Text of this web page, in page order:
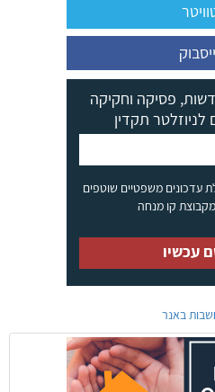
פסיקה וחקיקה
לניוזלטר תקדין
עדכונים משפטיים שוטפים
קו מנחה
עכשיו